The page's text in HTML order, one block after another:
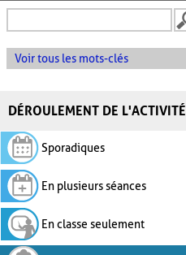
Voir tous les mots-clés
DÉROULEMENT DE L'ACTIVITÉ
Sporadiques
En plusieurs séances
En classe seulement